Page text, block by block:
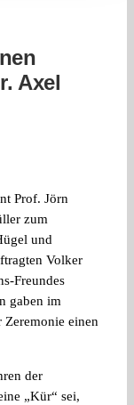
Axel
Prof. Jörn
zum
und
Volker
Freundes
gaben im
Zeremonie einen
der
„Kür“ sei,